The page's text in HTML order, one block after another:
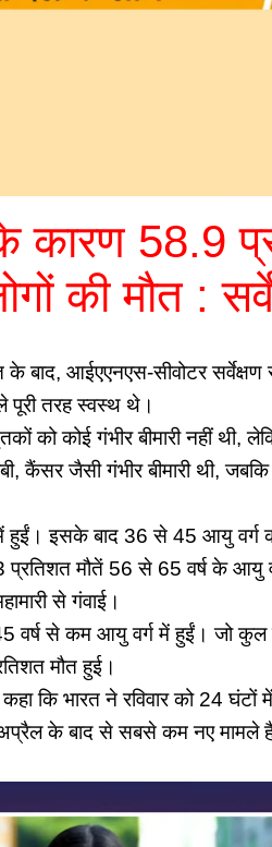
कारण 58.9
की मौत :
के बाद, आईएएनएस-सीवोटर
पूरी तरह स्वस्थ थे।
को कोई गंभीर बीमारी नहीं थी,
कैंसर जैसी गंभीर बीमारी थी,
हुईं। इसके बाद 36 से 45 आयु वर्ग
मौतें 56 से 65 वर्ष के आयु
से गंवाई।
वर्ष से कम आयु वर्ग में हुईं। जो कुल
मौत हुई।
कि भारत ने रविवार को 24
अप्रैल के बाद से सबसे कम नए मामले